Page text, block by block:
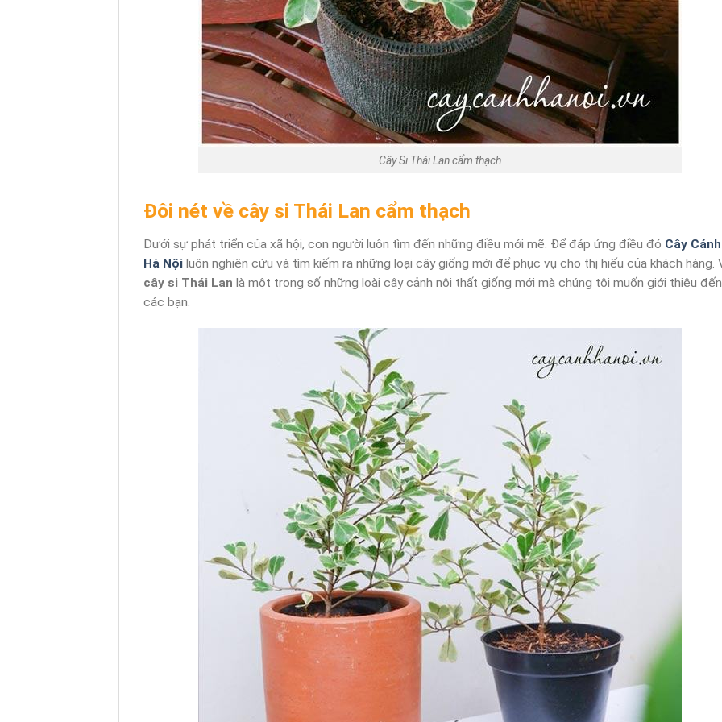
Cây Si Thái Lan cẩm thạch
Đôi nét về cây si Thái Lan cẩm thạch
Dưới sự phát triển của xã hội, con người luôn tìm đến những điều mới mẽ. Để đáp ứng điều đó Cây Cảnh
Hà Nội luôn nghiên cứu và tìm kiếm ra những loại cây giống mới để phục vụ cho thị hiếu của khách hàng.
cây si Thái Lan là một trong số những loài cây cảnh nội thất giống mới mà chúng tôi muốn giới thiệu đến
các bạn.